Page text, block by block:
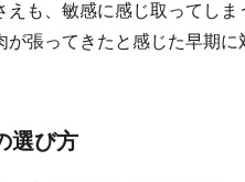
も、敏感に感じ取ってし
張ってきたと感じた早期に
選び方